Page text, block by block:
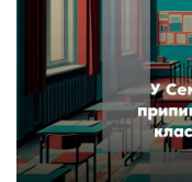
Редакційна політика
Етичний кодекс
Рекламні прайси